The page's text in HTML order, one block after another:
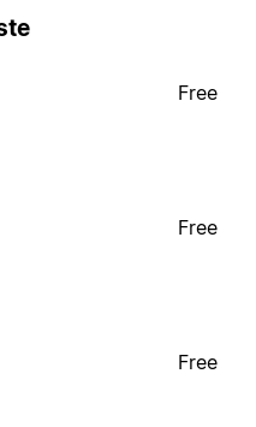
Free
Free
Free